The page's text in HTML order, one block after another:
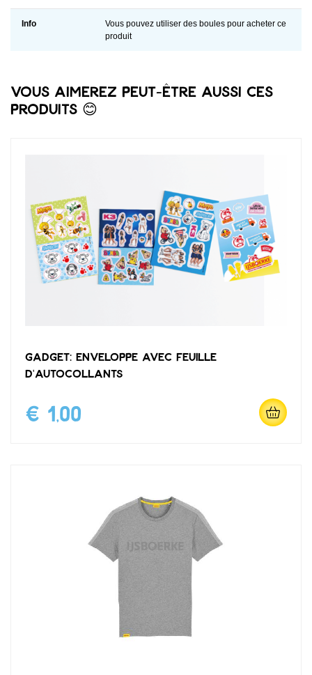
Info
Vous pouvez utiliser des boules pour acheter ce
produit
Vous aimerez peut-être aussi ces
produits 😊
Gadget: enveloppe avec feuille
d'autocollants
€ 1,00